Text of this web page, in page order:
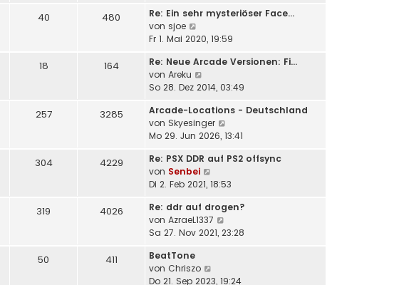
a
e
t
a
e
t
e
r
g
40 480
Re: Ein sehr mysteriöser Face…
von sjoe
e
e
s
t
r
B
e
i
t
r
g
Fr 1. Mai 2020, 19:59
18 164
Re: Neue Arcade Versionen: Fi…
von Areku
e
e
s
t
r
B
e
t
r
So 28. Dez 2014, 03:49
257 3285
Arcade-Locations - Deutschland
von Skyesinger
e
e
t
r
e
r
Mo 29. Jun 2026, 13:41
304 4229
Re: PSX DDR auf PS2 offsync
von Senbei
e
e
s
t
Di 2. Feb 2021, 18:53
319 4026
Re: ddr auf drogen?
von AzraeL1337
e
Sa 27. Nov 2021, 23:28
50 411
BeatTone
von Chriszo
e
Do 21. Sep 2023, 19:24